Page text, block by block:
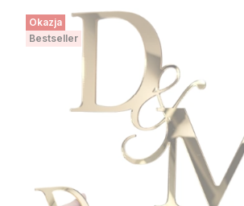
Okazja
Bestseller